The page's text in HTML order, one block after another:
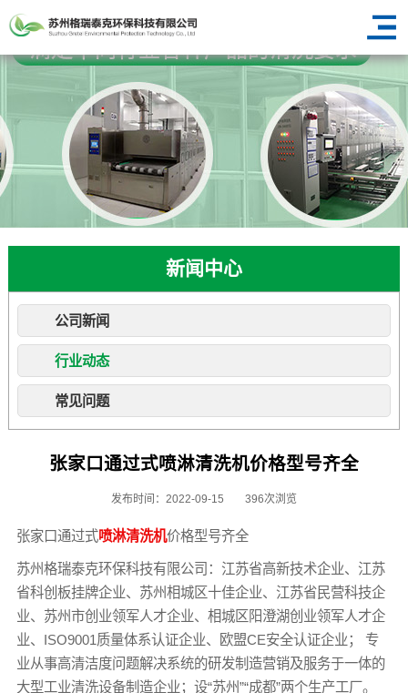
新闻中心
公司新闻
行业动态
常见问题
张家口通过式喷淋清洗机价格型号齐全
发布时间：2022-09-15 396次浏览
张家口通过式喷淋清洗机价格型号齐全
苏州格瑞泰克环保科技有限公司：江苏省高新技术企业、江苏
省科创板挂牌企业、苏州相城区十佳企业、江苏省民营科技企
业、苏州市创业领军人才企业、相城区阳澄湖创业领军人才企
业、ISO9001质量体系认证企业、欧盟CE安全认证企业； 专
业从事高清洁度问题解决系统的研发制造营销及服务于一体的
大型工业清洗设备制造企业；设“苏州”“成都”两个生产工厂。